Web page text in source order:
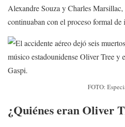
Alexandre Souza y Charles Marsillac,
continuaban con el proceso formal
FOTO:
¿Quiénes eran Oliver